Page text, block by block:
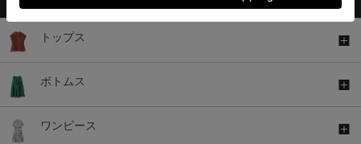
トップス
ボトムス
ワンピース